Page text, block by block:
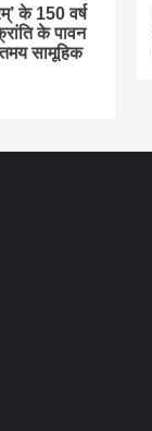
के 150 वर्ष
के पावन
सामूहिक